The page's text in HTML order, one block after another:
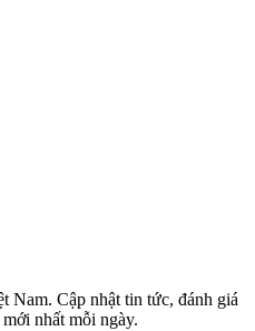
Nam. Cập nhật tin tức, đánh giá
nhất mỗi ngày.